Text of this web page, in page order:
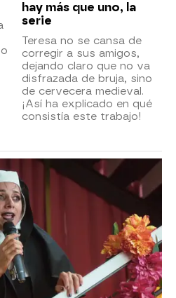
hay más que uno, la
serie
Teresa no se cansa de
corregir a sus amigos,
dejando claro que no va
disfrazada de bruja, sino
de cervecera medieval.
¡Así ha explicado en qué
consistía este trabajo!